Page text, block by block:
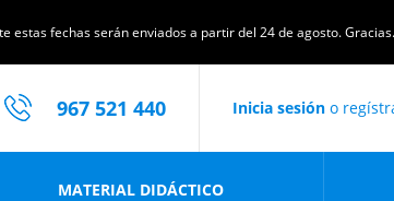
estas fechas serán enviados a partir del 24 de agosto. Gracias.
Inicia sesión o
967 521 440
MATERIAL DIDÁCTICO